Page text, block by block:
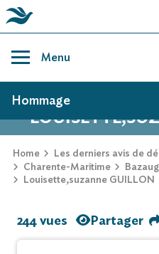
content
Menu
Home Les derniers avis de
Charente-Maritime
Louisette,suzanne GUILLON
Hommage
244 vues Partager